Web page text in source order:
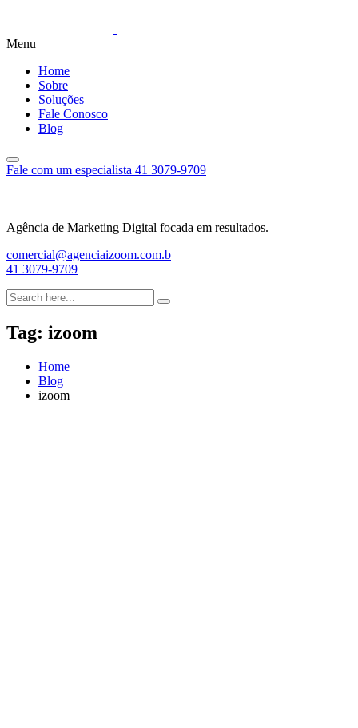
Menu
Home
Sobre
Soluções
Fale Conosco
Blog
Fale com um especialista 41 3079-9709
Agência de Marketing Digital focada em resultados.
comercial@agenciaizoom.com.b
41 3079-9709
Tag: izoom
Home
Blog
izoom